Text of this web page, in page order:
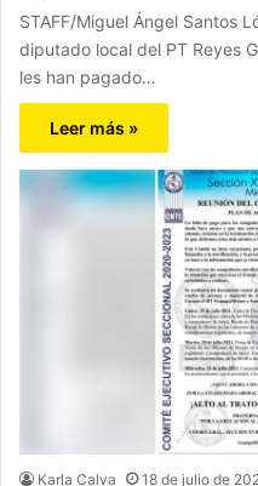
STAFF/Miguel Ángel Santos
diputado local del PT Reyes
les han pagado…
Leer más »
Karla Calva 18 de julio de